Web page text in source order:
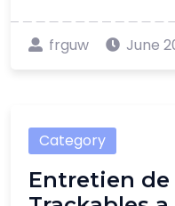
frguw June
Category
Entretien